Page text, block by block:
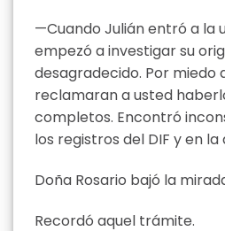
—Cuando Julián entró a la
empezó a investigar su
desagradecido. Por miedo
reclamaran a usted
completos. Encontró
los registros del DIF y en
Doña Rosario bajó la
Recordó aquel trámite.